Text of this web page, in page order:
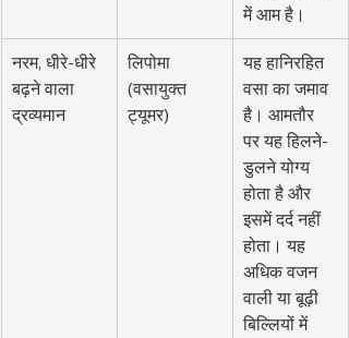
में आम है।
नरम, धीरे-धीरे
बढ़ने वाला
द्रव्यमान
लिपोमा
(वसायुक्त
ट्यूमर)
यह हानिरहित
वसा का जमाव
है। आमतौर
पर यह हिलने-
डुलने योग्य
होता है और
इसमें दर्द नहीं
होता। यह
अधिक वजन
वाली या बूढ़ी
बिल्लियों में